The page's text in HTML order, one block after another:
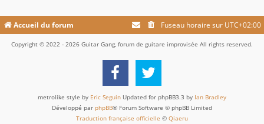
Accueil du forum Fuseau horaire sur UTC+02:00
Copyright © 2022 - 2026 Guitar Gang, forum de guitare improvisée All rights reserved.
metrolike style by Eric Seguin Updated for phpBB3.3 by Ian Bradley
Développé par phpBB® Forum Software © phpBB Limited
Traduction française officielle © Qiaeru